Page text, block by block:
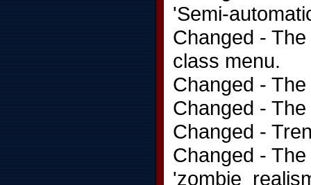
'Semi-
Changed -
class menu.
Changed -
Changed -
Changed -
Changed -